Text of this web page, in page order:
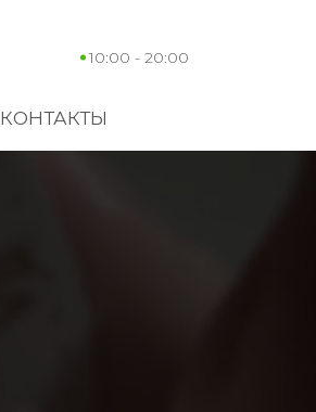
10:00 - 20:00
КОНТАКТЫ